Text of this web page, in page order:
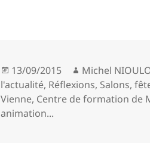
Publié
le
13/09/2015 Auteur
Michel
l'actualité, Réflexions, Salons,
Vienne, Centre de formation de
animation...